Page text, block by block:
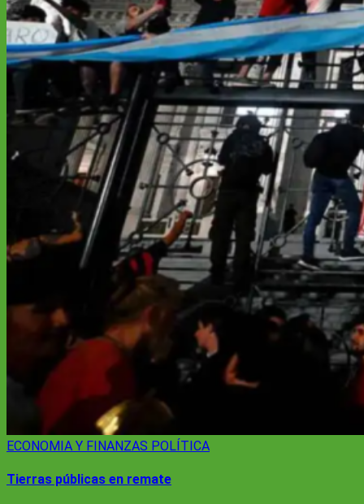
ECONOMIA Y FINANZAS POLÍTICA
Tierras públicas en remate